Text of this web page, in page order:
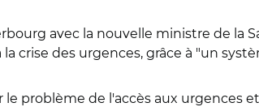
avec la nouvelle ministre de la
crise des urgences, grâce à "un
problème de l'accès aux urgences